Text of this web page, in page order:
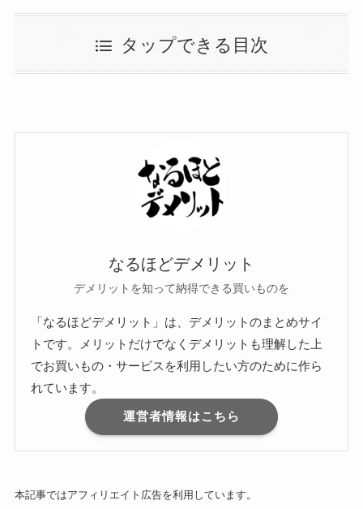
タップできる目次
なるほどデメリット
デメリットを知って納得できる買いものを
「なるほどデメリット」は、デメリットのまとめサイ
トです。メリットだけでなくデメリットも理解した上
でお買いもの・サービスを利用したい方のために作ら
れています。
運営者情報はこちら
本記事ではアフィリエイト広告を利用しています。